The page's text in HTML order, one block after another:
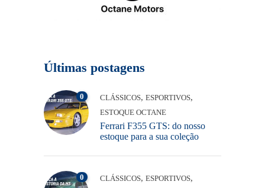
Últimas postagens
0 CLÁSSICOS, ESPORTIVOS,
ESTOQUE OCTANE
Ferrari F355 GTS: do nosso
estoque para a sua coleção
0 CLÁSSICOS, ESPORTIVOS,